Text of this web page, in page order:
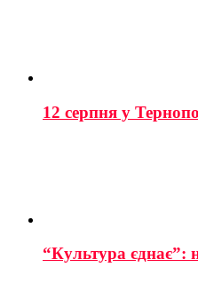
12 серпня у
“Культура єднає”: